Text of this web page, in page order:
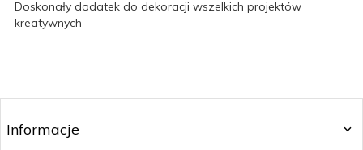
Doskonały dodatek do dekoracji wszelkich projektów
kreatywnych
Informacje